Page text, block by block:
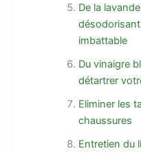
De la
imbattable
Du vinaigre
détartrer
Eliminer les
chaussures
Entretien du